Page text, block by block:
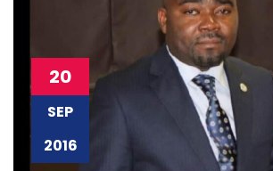
20
SEP
2016